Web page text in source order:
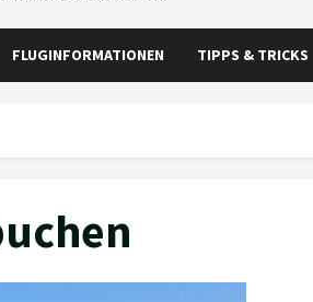
FLUGINFORMATIONEN TIPPS & TRICKS